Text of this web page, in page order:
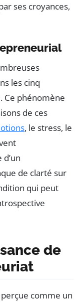
ses croyances,
les cinq
Ce phénomène
de ces
, le stress, le
de clarté sur
qui peut
de
comme un